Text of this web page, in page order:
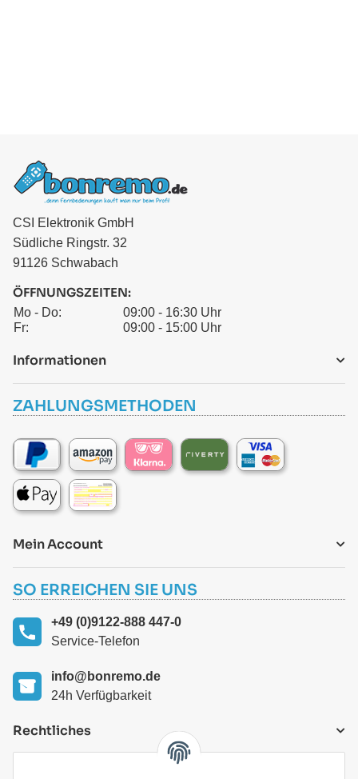
CSI Elektronik GmbH
Südliche Ringstr. 32
91126 Schwabach
ÖFFNUNGSZEITEN:
Mo - Do:
09:00 - 16:30 Uhr
Fr:
09:00 - 15:00 Uhr
Informationen
ZAHLUNGSMETHODEN
Mein Account
SO ERREICHEN SIE UNS
+49 (0)9122-888 447-0
Service-Telefon
info@bonremo.de
24h Verfügbarkeit
Rechtliches